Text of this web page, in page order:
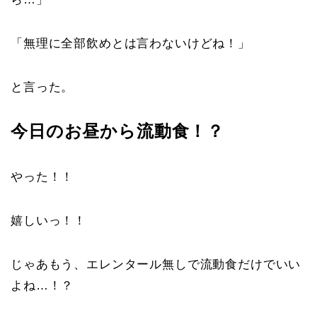
「無理に全部飲めとは言わないけどね！」
と言った。
今日のお昼から流動食！？
やった！！
嬉しいっ！！
じゃあもう、エレンタール無しで流動食だけでいい
よね…！？